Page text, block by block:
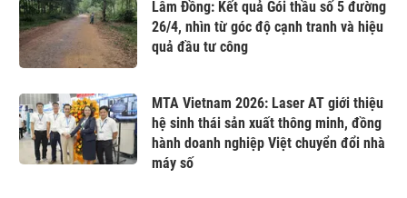
Lâm Đồng: Kết quả Gói thầu số 5 đường
26/4, nhìn từ góc độ cạnh tranh và hiệu
quả đầu tư công
MTA Vietnam 2026: Laser AT giới thiệu
hệ sinh thái sản xuất thông minh, đồng
hành doanh nghiệp Việt chuyển đổi nhà
máy số